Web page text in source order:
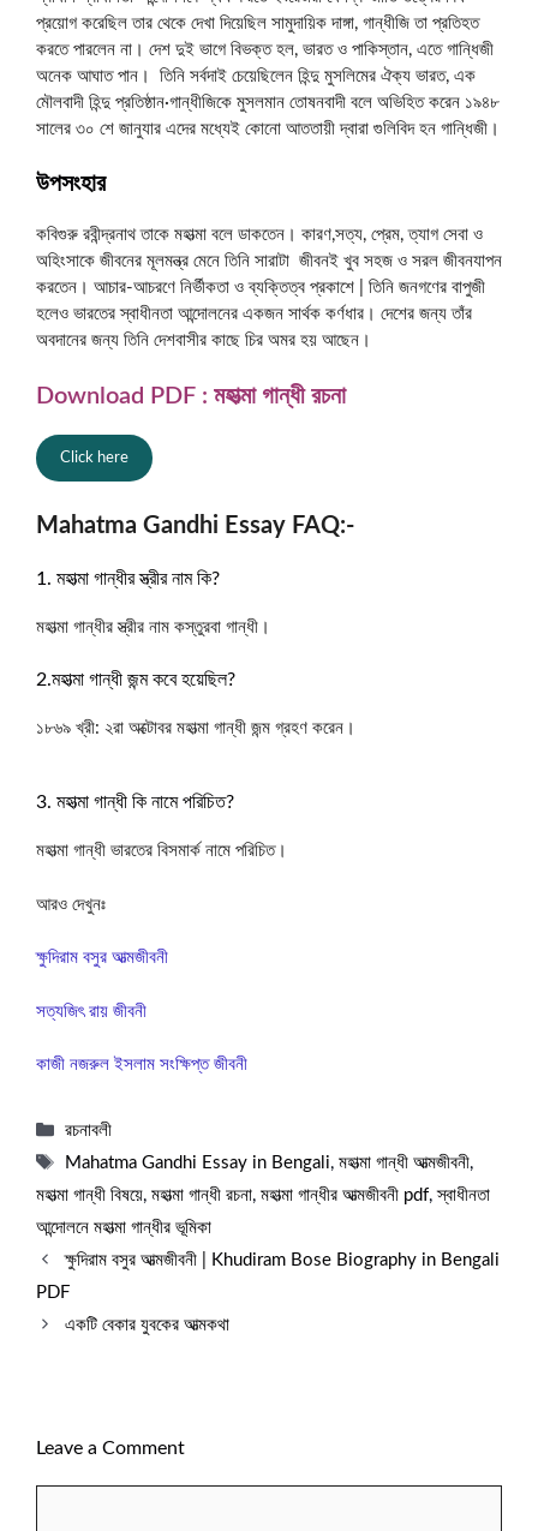
প্রয়োগ করেছিল তার থেকে দেখা দিয়েছিল সামুদায়িক দাঙ্গা, গান্ধীজি তা প্রতিহত
করতে পারলেন না। দেশ দুই ভাগে বিভক্ত হল, ভারত ও পাকিস্তান, এতে গান্ধিজী
অনেক আঘাত পান। তিনি সর্বদাই চেয়েছিলেন হিন্দু মুসলিমের ঐক্য ভারত, এক
মৌলবাদী হিন্দু প্রতিষ্ঠান·গান্ধীজিকে মুসলমান তোষনবাদী বলে অভিহিত করেন ১৯৪৮
সালের ৩০ শে জানুযার এদের মধ্যেই কোনো আততায়ী দ্বারা গুলিবিদ হন গান্ধিজী।
উপসংহার
কবিগুরু রবীন্দ্রনাথ তাকে মহাত্মা বলে ডাকতেন। কারণ,সত্য, প্রেম, ত্যাগ সেবা ও
অহিংসাকে জীবনের মূলমন্ত্র মেনে তিনি সারাটা জীবনই খুব সহজ ও সরল জীবনযাপন
করতেন। আচার-আচরণে নির্ভীকতা ও ব্যক্তিত্ব প্রকাশে | তিনি জনগণের বাপুজী
হলেও ভারতের স্বাধীনতা আন্দোলনের একজন সার্থক কর্ণধার। দেশের জন্য তাঁর
অবদানের জন্য তিনি দেশবাসীর কাছে চির অমর হয় আছেন।
Download PDF : মহাত্মা গান্ধী রচনা
Click here
Mahatma Gandhi Essay FAQ:-
1. মহাত্মা গান্ধীর স্ত্রীর নাম কি?
মহাত্মা গান্ধীর স্ত্রীর নাম কস্তুরবা গান্ধী।
2.মহাত্মা গান্ধী জন্ম কবে হয়েছিল?
১৮৬৯ খ্রী: ২রা অক্টোবর মহাত্মা গান্ধী জন্ম গ্রহণ করেন।
3. মহাত্মা গান্ধী কি নামে পরিচিত?
মহাত্মা গান্ধী ভারতের বিসমার্ক নামে পরিচিত।
আরও দেখুনঃ
ক্ষুদিরাম বসুর আত্মজীবনী
সত্যজিৎ রায় জীবনী
কাজী নজরুল ইসলাম সংক্ষিপ্ত জীবনী
Categories
রচনাবলী
Tags
Mahatma Gandhi Essay in Bengali, মহাত্মা গান্ধী আত্মজীবনী,
মহাত্মা গান্ধী বিষয়ে, মহাত্মা গান্ধী রচনা, মহাত্মা গান্ধীর আত্মজীবনী pdf,স্বাধীনতা
আন্দোলনে মহাত্মা গান্ধীর ভূমিকা
ক্ষুদিরাম বসুর আত্মজীবনী | Khudiram Bose Biography in Bengali
PDF
একটি বেকার যুবকের আত্মকথা
Leave a Comment